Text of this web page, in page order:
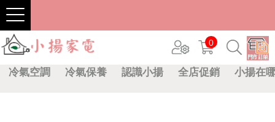
0
冷氣空調 冷氣保養 認識小揚 全店促銷 小揚在